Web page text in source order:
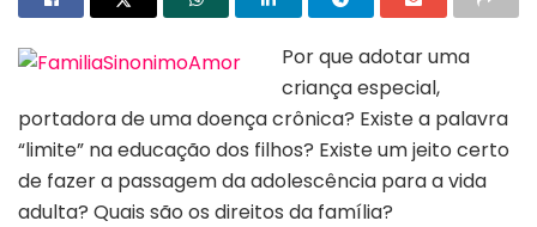
Por que adotar uma
criança especial,
portadora de uma doença crônica? Existe a palavra
“limite” na educação dos filhos? Existe um jeito certo
de fazer a passagem da adolescência para a vida
adulta? Quais são os direitos da família?